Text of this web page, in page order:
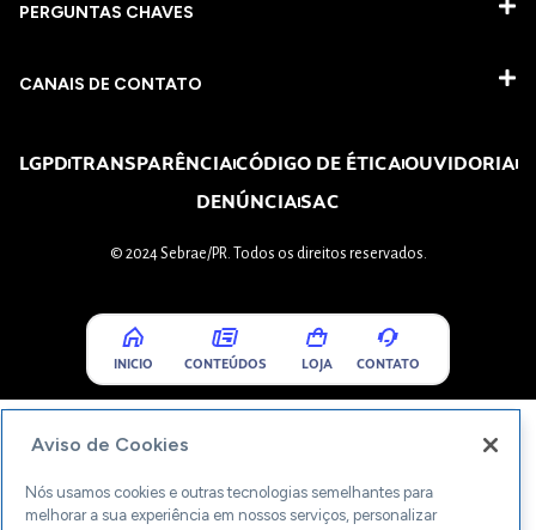
PERGUNTAS CHAVES​
CANAIS DE CONTATO
LGPDTRANSPARÊNCIACÓDIGO DE ÉTICAOUVIDORIA
DENÚNCIASAC
© 2024 Sebrae/PR. Todos os direitos reservados.
INICIO CONTEÚDOS LOJA CONTATO
Aviso de Cookies
Nós usamos cookies e outras tecnologias semelhantes para
melhorar a sua experiência em nossos serviços, personalizar